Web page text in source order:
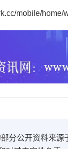
mobile/home/
分公开资料来